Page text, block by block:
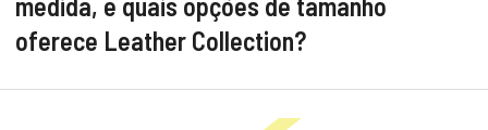
oferece Leather Collection?